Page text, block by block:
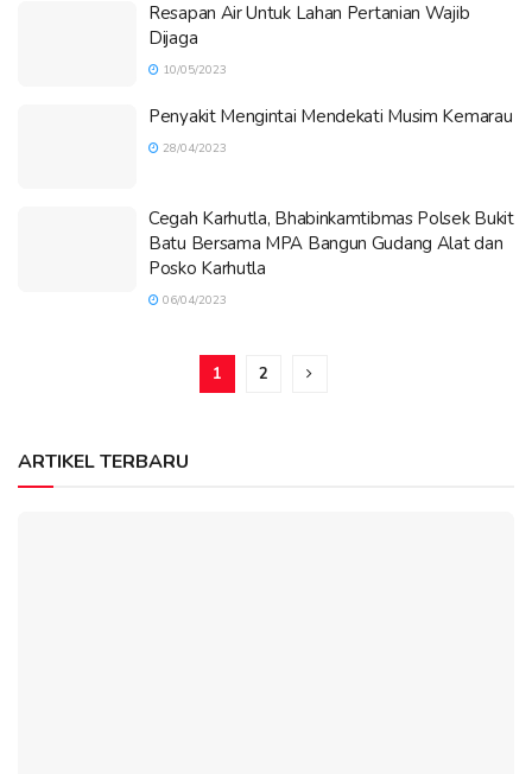
Resapan Air Untuk Lahan Pertanian Wajib
Dijaga
10/05/2023
Penyakit Mengintai Mendekati Musim Kemarau
28/04/2023
Cegah Karhutla, Bhabinkamtibmas Polsek Bukit
Batu Bersama MPA Bangun Gudang Alat dan
Posko Karhutla
06/04/2023
1 2
ARTIKEL TERBARU